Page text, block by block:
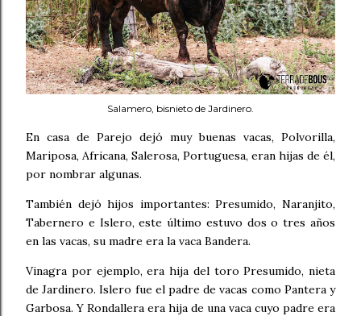
Salamero, bisnieto de Jardinero.
En casa de Parejo dejó muy buenas vacas, Polvorilla,
Mariposa, Africana, Salerosa, Portuguesa, eran hijas de él,
por nombrar algunas.
También dejó hijos importantes: Presumido, Naranjito,
Tabernero e Islero, este último estuvo dos o tres años
en las vacas, su madre era la vaca Bandera.
Vinagra por ejemplo, era hija del toro Presumido, nieta
de Jardinero. Islero fue el padre de vacas como Pantera y
Garbosa. Y Rondallera era hija de una vaca cuyo padre era